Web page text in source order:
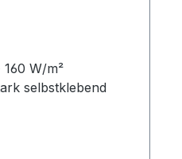
160 W/m²
vernäht, stark selbstklebend